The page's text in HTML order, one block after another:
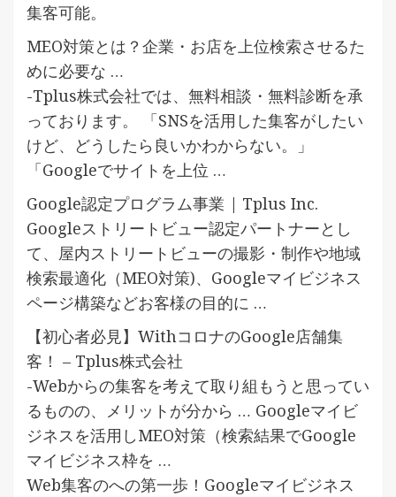
集客可能。
MEO対策とは？企業・お店を上位検索させるた
めに必要な …
-Tplus株式会社では、無料相談・無料診断を承
っております。 「SNSを活用した集客がしたい
けど、どうしたら良いかわからない。」
「Googleでサイトを上位 …
Google認定プログラム事業 | Tplus Inc.
Googleストリートビュー認定パートナーとし
て、屋内ストリートビューの撮影・制作や地域
検索最適化（MEO対策)、Googleマイビジネス
ページ構築などお客様の目的に …
【初心者必見】WithコロナのGoogle店舗集
客！ – Tplus株式会社
-Webからの集客を考えて取り組もうと思ってい
るものの、メリットが分から … Googleマイビ
ジネスを活用しMEO対策（検索結果でGoogle
マイビジネス枠を …
Web集客のへの第一歩！Googleマイビジネス